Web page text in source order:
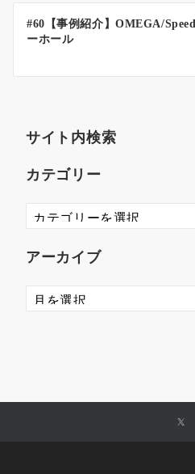
#60【事例紹介】OMEGA/
ーホール
サイト内検索
カテゴリー
アーカイブ